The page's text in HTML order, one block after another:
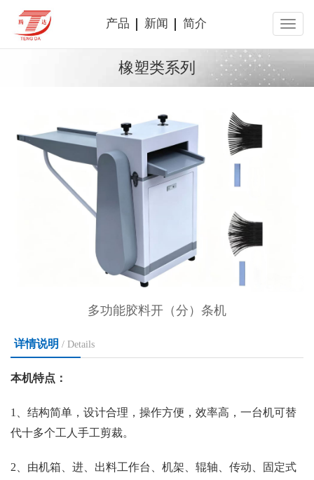
产品 新闻 简介
橡塑类系列
多功能胶料开（分）条机
详情说明 / Details
本机特点：
1、结构简单，设计合理，操作方便，效率高，一台机可替
代十多个工人手工剪裁。
2、由机箱、进、出料工作台、机架、辊轴、传动、固定式